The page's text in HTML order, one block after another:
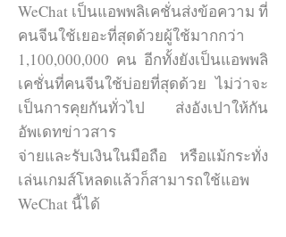
WeChat Advertisement
(WeChat Moment)
โฆษณาวีแชทโมเมนต์
โฆษณาวีแชทโมเมนต์ (เปรียบ
เสมือนTimeline)
สนใจเปิด WeChat Pay
สนใจบริการ สามารถ
กรอก รายละเอียด ทาง
ทีมงานจะติดต่อไป
ภายใน 5 นาทีค่ะ
WeChat เป็นแอพพลิเคชั่นส่งข้อความ ที่
คนจีนใช้เยอะที่สุดด้วยผู้ใช้มากกว่า
1,100,000,000 คน อีกทั้งยังเป็นแอพพลิ
เคชั่นที่คนจีนใช้บ่อยที่สุดด้วย ไม่ว่าจะ
เป็นการคุยกันทั่วไป ส่งอังเปาให้กัน
อัพเดทข่าวสาร
จ่ายและรับเงินในมือถือ หรือแม้กระทั่ง
เล่นเกมส์โหลดแล้วก็สามารถใช้แอพ
WeChat นี้ได้